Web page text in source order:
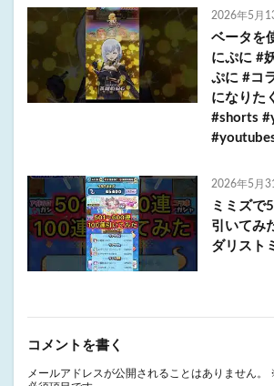
2026年5月
ベータを
にぷに #
ぷに #コ
になりた
#shorts
2026年5月
ミミズで
引いてみ
ダリスト
コメントを書く
メールアドレスが公開されることはありません。